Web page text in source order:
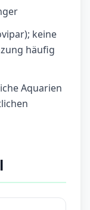
keine
häufig
Aquarien